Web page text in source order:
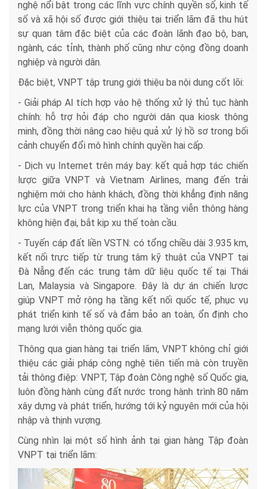
nghệ nổi bật trong các lĩnh vực chính quyền số, kinh tế
số và xã hội số được giới thiệu tại triển lãm đã thu hút
sự quan tâm đặc biệt của các đoàn lãnh đạo bộ, ban,
ngành, các tỉnh, thành phố cũng như cộng đồng doanh
nghiệp và người dân.
Đặc biệt, VNPT tập trung giới thiệu ba nội dung cốt lõi:
- Giải pháp AI tích hợp vào hệ thống xử lý thủ tục hành
chính: hỗ trợ hỏi đáp cho người dân qua kiosk thông
minh, đồng thời nâng cao hiệu quả xử lý hồ sơ trong bối
cảnh chuyển đổi mô hình chính quyền hai cấp.
- Dịch vụ Internet trên máy bay: kết quả hợp tác chiến
lược giữa VNPT và Vietnam Airlines, mang đến trải
nghiệm mới cho hành khách, đồng thời khẳng định năng
lực của VNPT trong triển khai hạ tầng viễn thông hàng
không hiện đại, bắt kịp xu thế toàn cầu.
- Tuyến cáp đất liền VSTN: có tổng chiều dài 3.935 km,
kết nối trực tiếp từ trung tâm kỹ thuật của VNPT tại
Đà Nẵng đến các trung tâm dữ liệu quốc tế tại Thái
Lan, Malaysia và Singapore. Đây là dự án chiến lược
giúp VNPT mở rộng hạ tầng kết nối quốc tế, phục vụ
phát triển kinh tế số và đảm bảo an toàn, ổn định cho
mạng lưới viễn thông quốc gia.
Thông qua gian hàng tại triển lãm, VNPT không chỉ giới
thiệu các giải pháp công nghệ tiên tiến mà còn truyền
tải thông điệp: VNPT, Tập đoàn Công nghệ số Quốc gia,
luôn đồng hành cùng đất nước trong hành trình 80 năm
xây dựng và phát triển, hướng tới kỷ nguyên mới của hội
nhập và thịnh vượng.
Cùng nhìn lại một số hình ảnh tại gian hàng Tập đoàn
VNPT tại triển lãm: